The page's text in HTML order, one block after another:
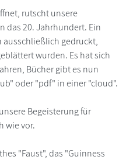
rutscht unsere
das 20. Jahrhundert. Ein
gedruckt,
wurden. Es hat sich
Bücher gibt es nun
oder "pdf" in einer "cloud".
Begeisterung für
wie vor.
"Faust", das "Guinness